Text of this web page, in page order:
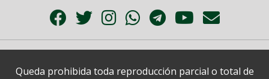
Queda prohibida toda reproducción parcial o total de